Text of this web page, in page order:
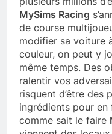
MySims Racing
de course
modifier sa voiture
couleur, on peut y
même temps. Des
ralentir vos
risquent d’être des
ingrédients pour
comme sait le faire